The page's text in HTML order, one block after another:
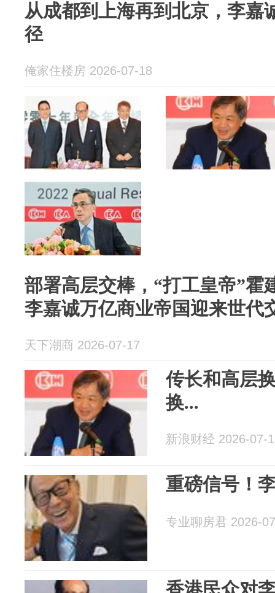
从成都到上海再到北京，李嘉
径
俺家住楼房 2026-07-18
部署高层交棒，“打工皇帝”霍
李嘉诚万亿商业帝国迎来世代
天下潮商 2026-07-17
传长和高层
换...
新浪财经 2026-07-
重磅信号！
专业聊房君 2026-